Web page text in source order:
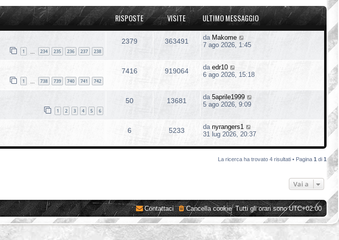
RISPOSTE VISITE ULTIMO MESSAGGIO
1 234 235 236 237 238
2379 363491 da Makome
7 ago 2026, 1:45
1 738 739 740 741 742
7416 919064 da edr10
6 ago 2026, 15:18
1 2 3 4 5 6
50 13681 da 5aprile1999
5 ago 2026, 9:09
6 5233 da nyrangers1
31 lug 2026, 20:37
La ricerca ha trovato 4 risultati • Pagina 1 di 1
Vai a
Tutti gli orari sonoUTC+02:00
Cancella cookie
Contattaci